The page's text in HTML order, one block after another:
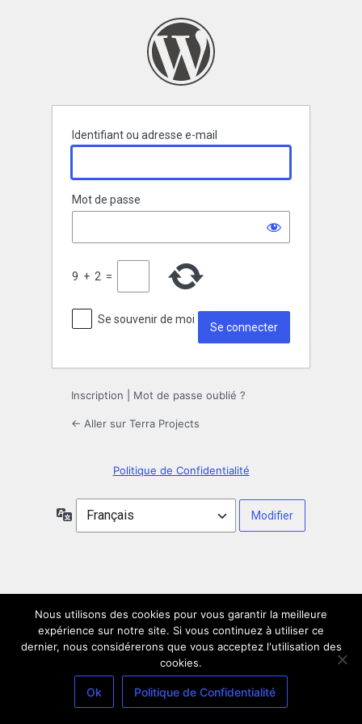
Identifiant ou adresse e-mail
Mot de passe
9 + 2 =
Se souvenir de moi
Inscription Mot de passe oublié ?
← Aller sur Terra Projects
Politique de Confidentialité
Langue
Nous utilisons des cookies pour vous garantir la meilleure
expérience sur notre site. Si vous continuez à utiliser ce
dernier, nous considérerons que vous acceptez l'utilisation des
cookies.
Ok Politique de Confidentialité